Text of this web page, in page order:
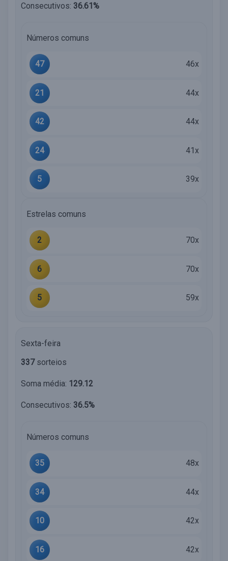
Consecutivos: 36.61%
Números comuns
47 46x
21 44x
42 44x
24 41x
5 39x
Estrelas comuns
2 70x
6 70x
5 59x
Sexta-feira
337sorteios
Soma média: 129.12
Consecutivos: 36.5%
Números comuns
35 48x
34 44x
10 42x
16 42x